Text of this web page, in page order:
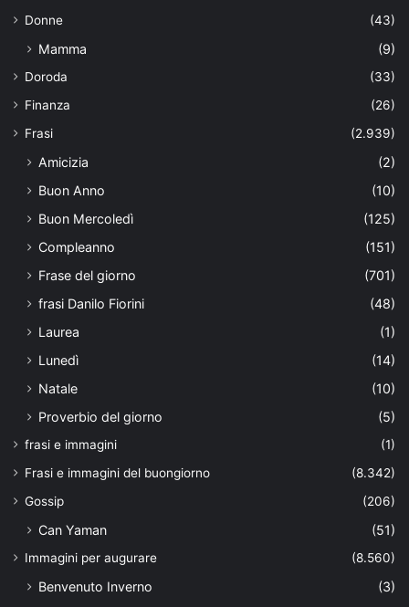
Donne
(43)
Mamma (9)
Doroda
(33)
Finanza
(26)
Frasi
(2.939)
Amicizia
(2)
Buon Anno
(10)
Buon Mercoledì
(125)
Compleanno
(151)
Frase del giorno
(701)
frasi Danilo Fiorini
(48)
Laurea
(1)
Lunedì
(14)
Natale
(10)
Proverbio del giorno
(5)
frasi e immagini
(1)
Frasi e immagini del buongiorno
(8.342)
Gossip
(206)
Can Yaman (51)
Immagini per augurare (8.560)
Benvenuto Inverno
(3)